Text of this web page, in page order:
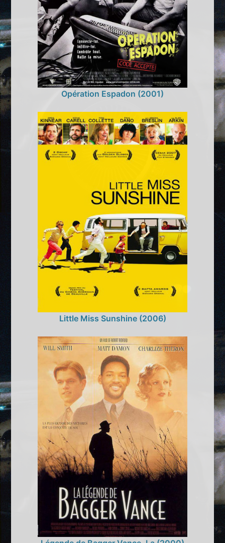
Opération Espadon (2001)
Little Miss Sunshine (2006)